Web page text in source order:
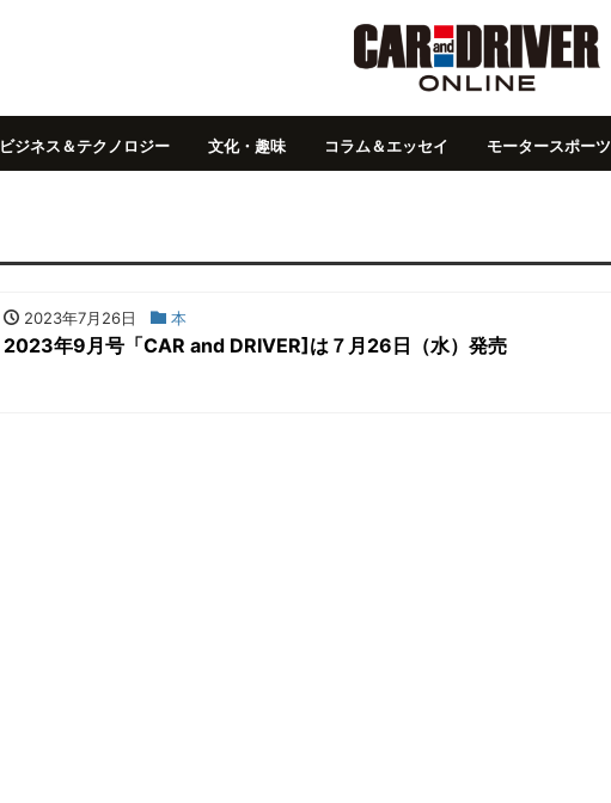
ビジネス＆テクノロジー 文化・趣味 コラム＆エッセイ モータースポーツ
2023年7月26日 本
2023年9月号「CAR and DRIVER]は７月26日（水）発売